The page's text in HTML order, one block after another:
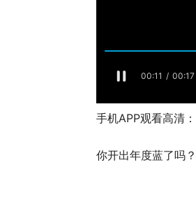
手机APP观看高清：
你开出年度蓝了吗？